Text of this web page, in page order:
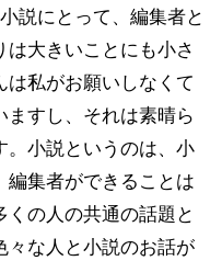
説にとって、編集者と
大きいことにも小さ
は私がお願いしなくて
ますし、それは素晴ら
。小説というのは、小
編集者ができることは
の人の共通の話題と
々な人と小説のお話が